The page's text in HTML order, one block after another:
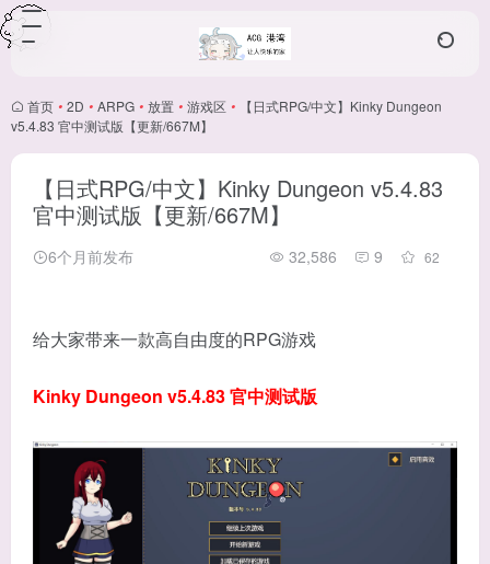
首页 • 2D • ARPG • 放置 • 游戏区 •
【日式RPG/中文】Kinky Dungeon
v5.4.83 官中测试版【更新/667M】
【日式RPG/中文】Kinky Dungeon v5.4.83
官中测试版【更新/667M】
6个月前发布 32,586 9 62
给大家带来一款高自由度的RPG游戏
Kinky Dungeon v5.4.83 官中测试版